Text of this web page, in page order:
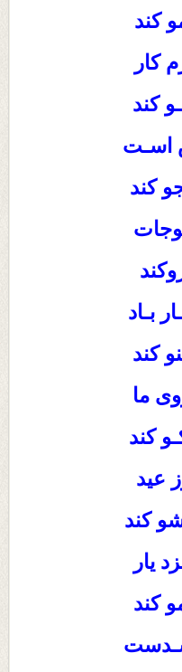
کند
کار
کند
اسـت
کند
بـاد
کند
ما
کند
عید
کند
یار
کند